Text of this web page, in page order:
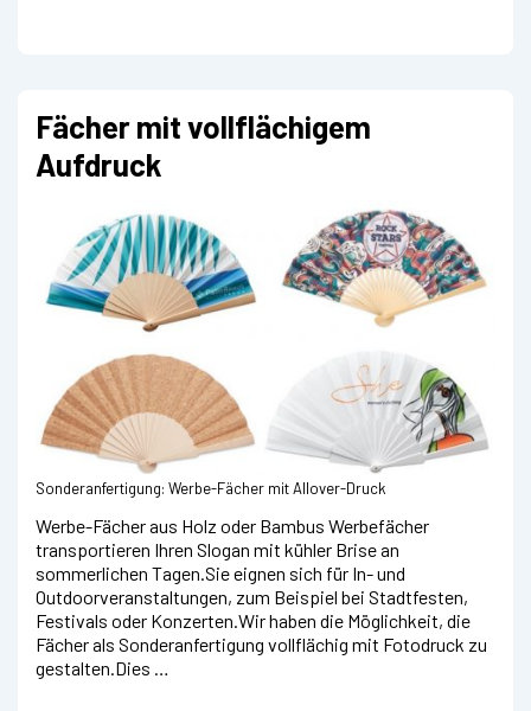
Fächer mit vollflächigem
Aufdruck
Sonderanfertigung: Werbe-Fächer mit Allover-Druck
Werbe-Fächer aus Holz oder Bambus Werbefächer
transportieren Ihren Slogan mit kühler Brise an
sommerlichen Tagen.Sie eignen sich für In- und
Outdoorveranstaltungen, zum Beispiel bei Stadtfesten,
Festivals oder Konzerten.Wir haben die Möglichkeit, die
Fächer als Sonderanfertigung vollflächig mit Fotodruck zu
gestalten.Dies …